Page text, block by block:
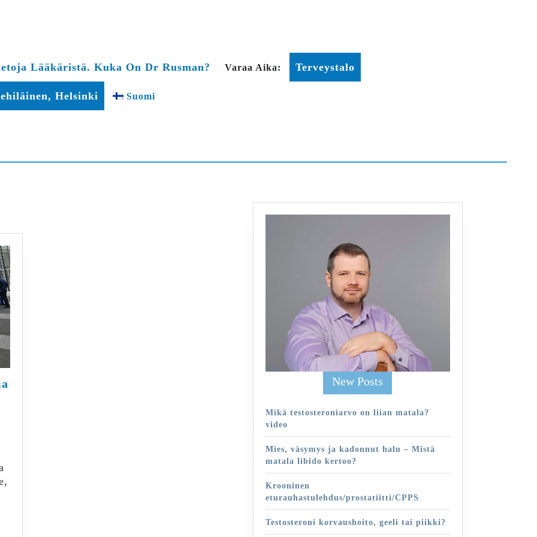
Lääkäristä. Kuka On Dr Rusman? Varaa Aika: Terveystalo
Helsinki Suomi
New Posts
Mikä testosteroniarvo on liian matala?
video
Mies, väsymys ja kadonnut halu – Mistä
matala libido kertoo?
Krooninen
eturauhastulehdus/prostatiitti/CPPS
Testosteroni korvaushoito, geeli tai piikki?